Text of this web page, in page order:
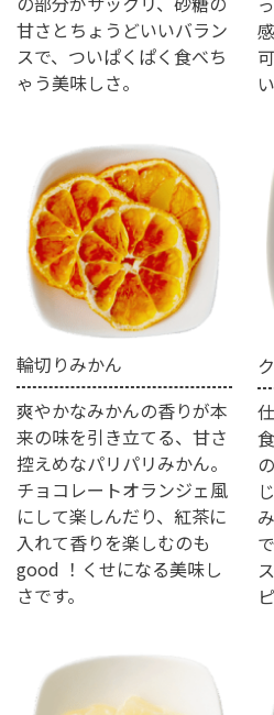
甘さとちょうどいいバラン
スで、ついぱくぱく食べち
ゃう美味しさ。
輪切りみかん
爽やかなみかんの香りが本
来の味を引き立てる、甘さ
控えめなパリパリみかん。
チョコレートオランジェ風
にして楽しんだり、紅茶に
入れて香りを楽しむのも
good ！くせになる美味し
さです。